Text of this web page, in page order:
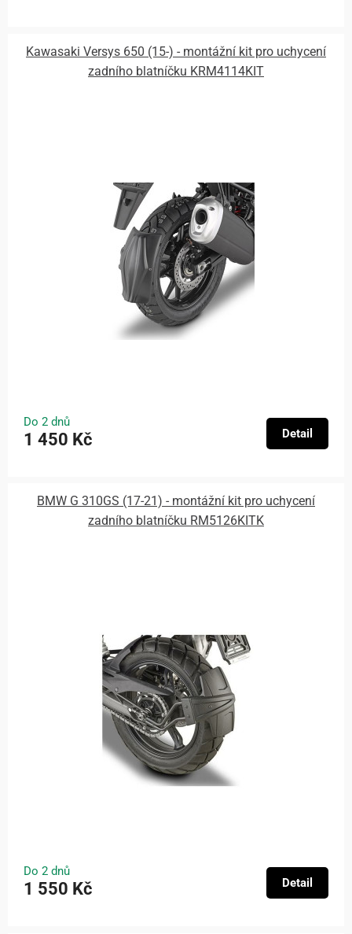
Kawasaki Versys 650 (15-) - montážní kit pro uchycení
zadního blatníčku KRM4114KIT
Do 2 dnů
1 450 Kč Detail
BMW G 310GS (17-21) - montážní kit pro uchycení
zadního blatníčku RM5126KITK
Do 2 dnů
1 550 Kč Detail